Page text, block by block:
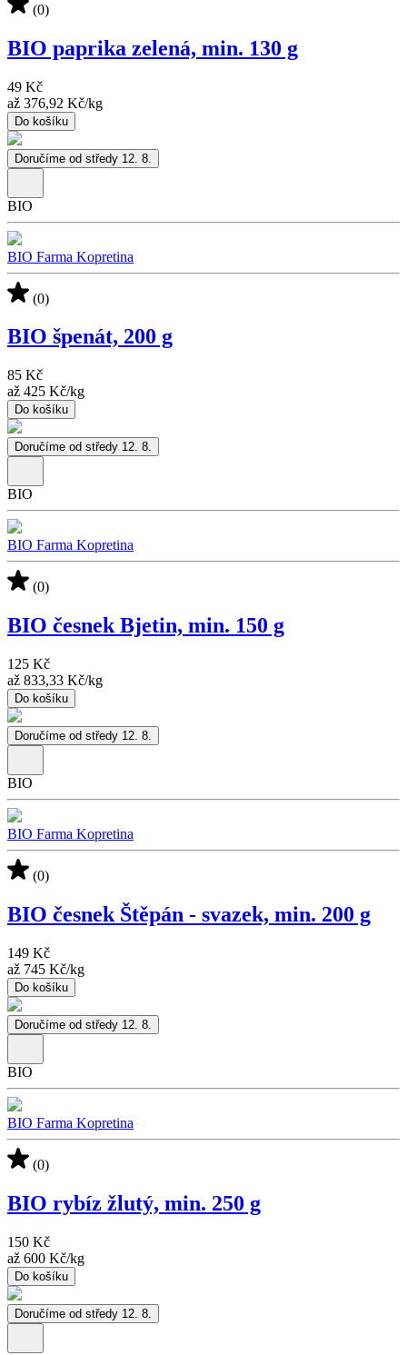
(0)
BIO paprika zelená, min. 130 g
49 Kč
až 376,92 Kč/kg
Do košíku
Doručíme od středy 12. 8.
BIO
BIO Farma Kopretina
(0)
BIO špenát, 200 g
85 Kč
až 425 Kč/kg
Do košíku
Doručíme od středy 12. 8.
BIO
BIO Farma Kopretina
(0)
BIO česnek Bjetin, min. 150 g
125 Kč
až 833,33 Kč/kg
Do košíku
Doručíme od středy 12. 8.
BIO
BIO Farma Kopretina
(0)
BIO česnek Štěpán - svazek, min. 200 g
149 Kč
až 745 Kč/kg
Do košíku
Doručíme od středy 12. 8.
BIO
BIO Farma Kopretina
(0)
BIO rybíz žlutý, min. 250 g
150 Kč
až 600 Kč/kg
Do košíku
Doručíme od středy 12. 8.